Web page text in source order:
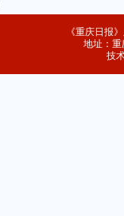
《重庆日报
地址：重
技